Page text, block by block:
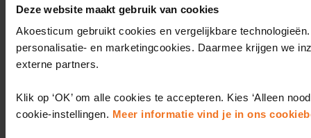
Deze website maakt gebruik van cookies
Akoesticum gebruikt cookies en vergelijkbare
personalisatie- en marketingcookies. Daarmee krijgen we
externe partners.
Klik op ‘OK’ om alle cookies te accepteren. Kies ‘Alleen
cookie-instellingen. Meer informatie vind je in ons